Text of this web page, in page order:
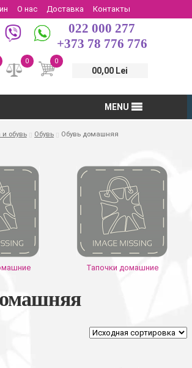
О нас Доставка
Контакты
потребителей
Возврат
022 000 277
+373 78 776 776
0
00,00 Lei
0
MENU
обувь Обувь Обувь домашняя
Тапочки домашние